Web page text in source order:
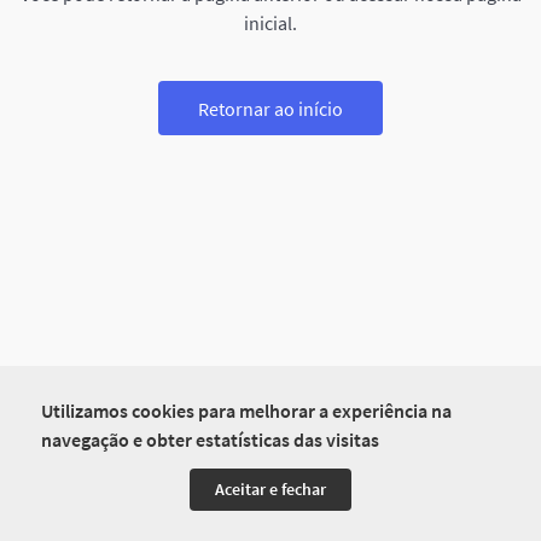
Utilizamos cookies para melhorar a experiência na
navegação e obter estatísticas das visitas
Aceitar e fechar
inicial.
Retornar ao início